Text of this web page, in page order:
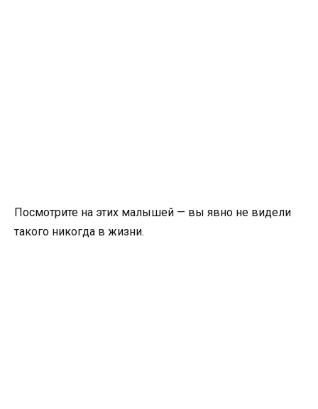
Посмотрите на этих малышей — вы явно не видели
такого никогда в жизни.